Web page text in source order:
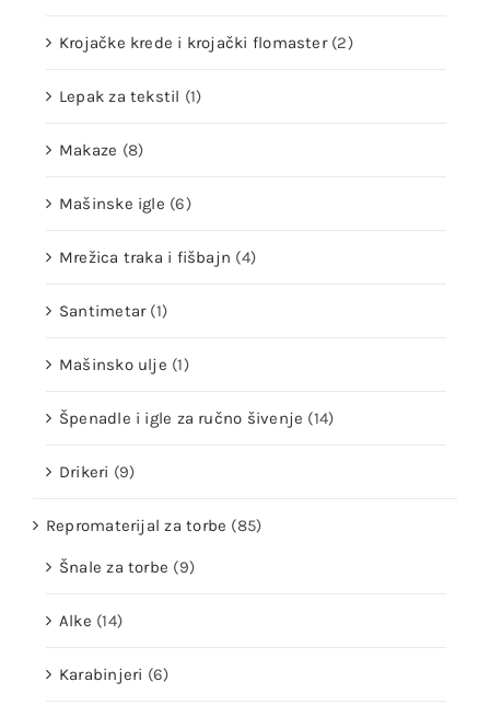
Krojačke krede i krojački flomaster (2)
Lepak za tekstil (1)
Makaze (8)
Mašinske igle (6)
Mrežica traka i fišbajn (4)
Santimetar (1)
Mašinsko ulje (1)
Špenadle i igle za ručno šivenje (14)
Drikeri (9)
Repromaterijal za torbe (85)
Šnale za torbe (9)
Alke (14)
Karabinjeri (6)